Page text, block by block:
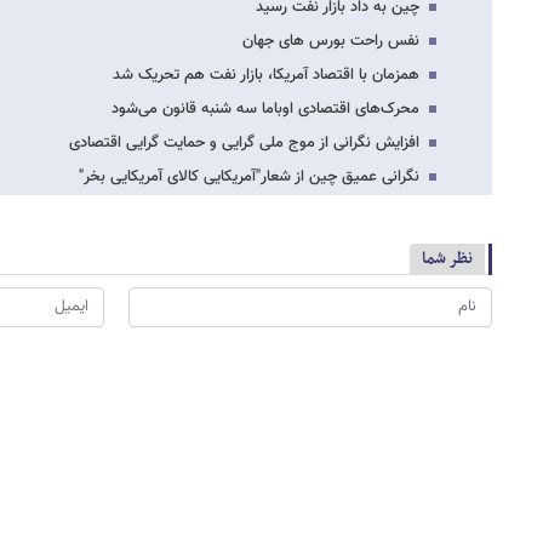
چین به داد بازار نفت رسید
نفس راحت بورس های جهان
همزمان با اقتصاد آمریکا، بازار نفت هم تحریک شد
محرک‌های اقتصادی اوباما سه شنبه قانون می‌شود
افزایش نگرانی از موج ملی گرایی و حمایت گرایی اقتصادی
نگرانی عمیق چین از شعار"آمریکایی کالای آمریکایی بخر"
نظر شما